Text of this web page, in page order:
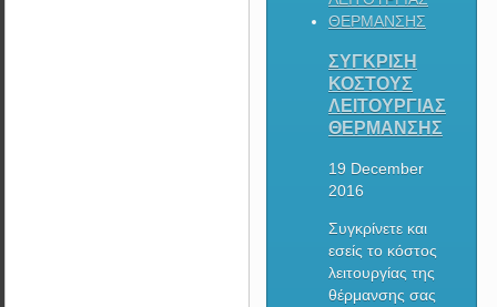
ΣΥΓΚΡΙΣΗ
ΚΟΣΤΟΥΣ
ΛΕΙΤΟΥΡΓΙΑΣ
ΘΕΡΜΑΝΣΗΣ
19 December
2016
Συγκρίνετε και
εσείς το κόστος
λειτουργίας της
θέρμανσης σας